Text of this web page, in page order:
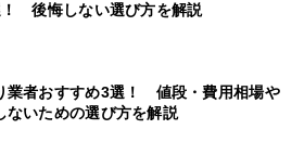
！ 後悔しない選び方を解説
業者おすすめ3選！ 値段・費用相場や
ないための選び方を解説